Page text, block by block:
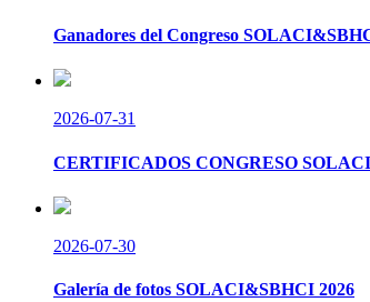
Ganadores del Congreso
2026-07-31
CERTIFICADOS CONGRESO
2026-07-30
Galería de fotos SOLACI&SBHCI 2026